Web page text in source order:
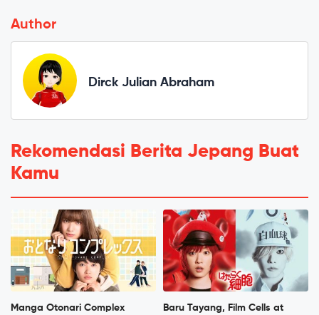
Author
Dirck Julian Abraham
Rekomendasi Berita Jepang Buat
Kamu
Manga Otonari Complex
Baru Tayang, Film Cells at